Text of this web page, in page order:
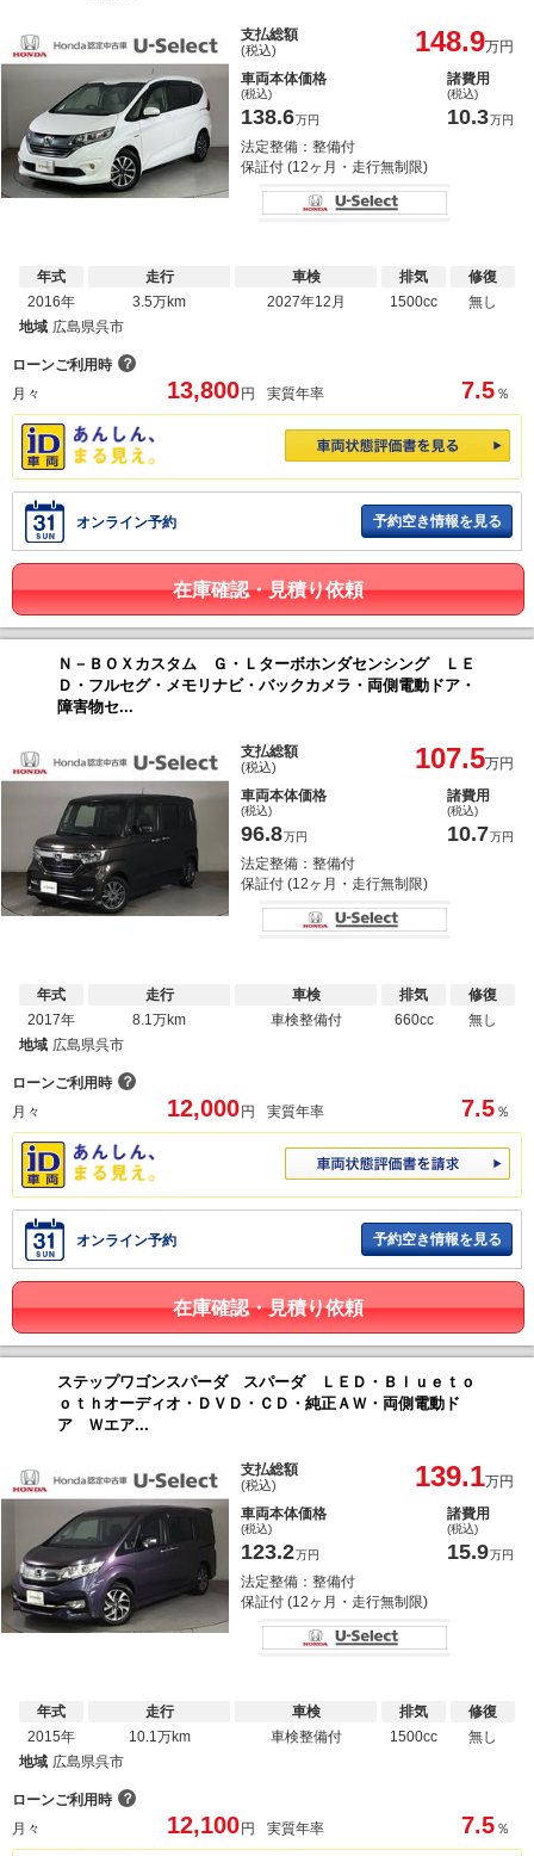
支払総額
(税込) 148.9万円
車両本体価格
(税込)
138.6万円
諸費用
(税込)
10.3万円
法定整備：整備付
保証付 (12ヶ月・走行無制限)
年式
2016年
走行
3.5万km
車検
2027年12月
排気
1500cc
修復
無し
地域 広島県呉市
ローンご利用時 ？
月々
13,800 円 実質年率 7.5 ％
オンライン予約 予約空き情報を見る
在庫確認・見積り依頼
Ｎ－ＢＯＸカスタム Ｇ・Ｌターボホンダセンシング ＬＥ
Ｄ・フルセグ・メモリナビ・バックカメラ・両側電動ドア・
障害物セ...
支払総額
(税込) 107.5万円
車両本体価格
(税込)
96.8万円
諸費用
(税込)
10.7万円
法定整備：整備付
保証付 (12ヶ月・走行無制限)
年式
2017年
走行
8.1万km
車検
車検整備付
排気
660cc
修復
無し
地域 広島県呉市
ローンご利用時 ？
月々
12,000円 実質年率 7.5 ％
オンライン予約 予約空き情報を見る
在庫確認・見積り依頼
ステップワゴンスパーダ スパーダ ＬＥＤ・Ｂｌｕｅｔｏ
ｏｔｈオーディオ・ＤＶＤ・ＣＤ・純正ＡＷ・両側電動ド
ア Ｗエア...
支払総額
(税込) 139.1万円
車両本体価格
(税込)
123.2万円
諸費用
(税込)
15.9万円
法定整備：整備付
保証付 (12ヶ月・走行無制限)
年式
2015年
走行
10.1万km
車検
車検整備付
排気
1500cc
修復
無し
地域 広島県呉市
ローンご利用時 ？
月々
12,100 円 実質年率 7.5 ％